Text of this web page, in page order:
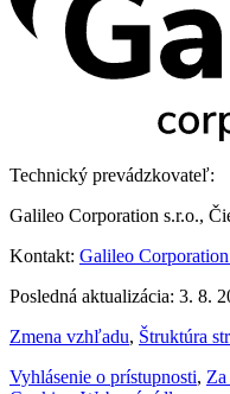
Technický prevádzkovateľ:
Galileo Corporation s.r.o.,
Kontakt: Galileo Corporation
Posledná aktualizácia: 3. 8.
Zmena vzhľadu, Štruktúra
Vyhlásenie o prístupnosti, Za